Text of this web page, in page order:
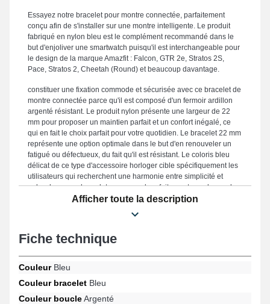
Essayez notre bracelet pour montre connectée, parfaitement
conçu afin de s'installer sur une montre intelligente. Le produit
fabriqué en nylon bleu est le complément recommandé dans le
but d'enjoliver une smartwatch puisqu'il est interchangeable pour
le design de la marque Amazfit : Falcon, GTR 2e, Stratos 2S,
Pace, Stratos 2, Cheetah (Round) et beaucoup davantage.
constituer une fixation commode et sécurisée avec ce bracelet de
montre connectée parce qu'il est composé d'un fermoir ardillon
argenté résistant. Le produit nylon présente une largeur de 22
mm pour proposer un maintien parfait et un confort inégalé, ce
qui en fait le choix parfait pour votre quotidien. Le bracelet 22 mm
représente une option optimale dans le but d'en renouveler un
fatigué ou défectueux, du fait qu'il est résistant. Le coloris bleu
délicat de ce type d'accessoire horloger cible spécifiquement les
utilisateurs qui recherchent une harmonie entre simplicité et
polyvalence, ce bracelet correspond parfaitement aux demandes
des amateurs de design. Élaboré afin d'offrir une compatibilité
de premier choix et une adaptabilité universelle. Associant
garantit une connexion harmonieuse avec de nombreux modèles
accrue.
Afficher toute la description
Fiche technique
CouleurBleu
Couleur bracelet Bleu
Couleur boucleArgenté